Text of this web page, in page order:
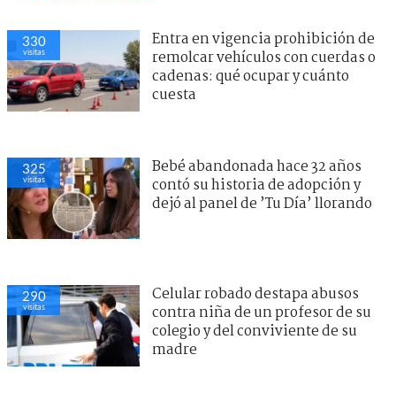
330
visitas
Entra en vigencia prohibición de
remolcar vehículos con cuerdas o
cadenas: qué ocupar y cuánto
cuesta
325
visitas
Bebé abandonada hace 32 años
contó su historia de adopción y
dejó al panel de ’Tu Día’ llorando
290
visitas
Celular robado destapa abusos
contra niña de un profesor de su
colegio y del conviviente de su
madre